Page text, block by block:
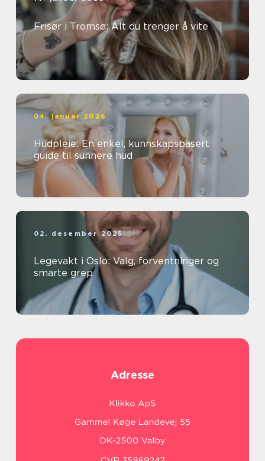
Frisør i Tromsø: Alt du trenger å vite
04. januar 2026
Hudpleie: En enkel, kunnskapsbasert
guide til sunnere hud
02. desember 2025
Legevakt i Oslo: Valg, forventninger og
smarte grep
Adresse